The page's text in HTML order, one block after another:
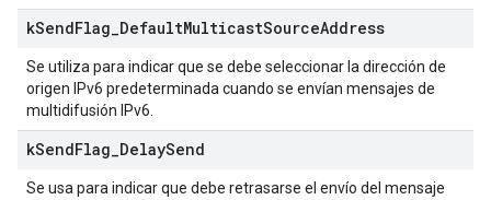
kSendFlag DefaultMulticastSourceAddress
Se utiliza para indicar que se debe seleccionar la dirección de
origen IPv6 predeterminada cuando se envían mensajes de
multidifusión IPv6.
kSendFlag DelaySend
Se usa para indicar que debe retrasarse el envío del mensaje